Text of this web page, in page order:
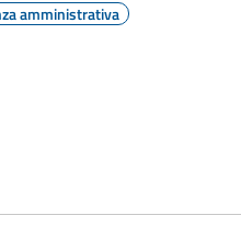
amministrativa